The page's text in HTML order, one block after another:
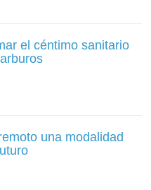
el céntimo sanitario
una modalidad